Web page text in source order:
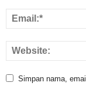
Simpan nama,